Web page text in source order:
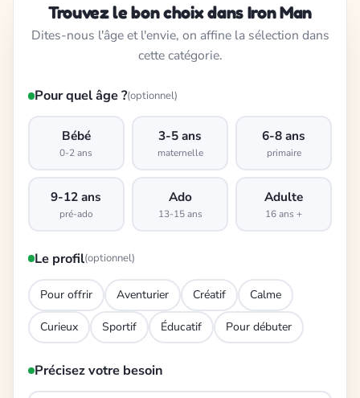
Trouvez le bon choix dans Iron Man
Dites-nous l'âge et l'envie, on affine la sélection dans
cette catégorie.
Pour quel âge ?(optionnel)
Bébé
0-2 ans
3-5 ans
maternelle
6-8 ans
primaire
9-12 ans
pré-ado
Ado
13-15 ans
Adulte
16 ans +
Le profil(optionnel)
Pour offrir Aventurier Créatif Calme
Curieux Sportif Éducatif Pour débuter
Précisez votre besoin